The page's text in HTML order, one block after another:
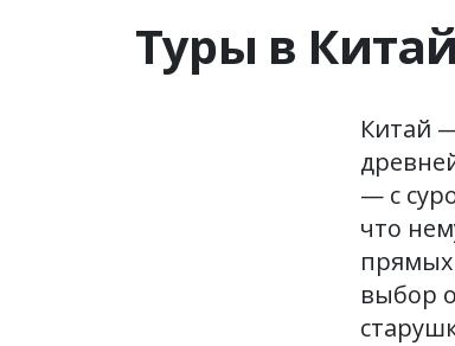
Туры в Китай
Китай
— с
что
прямых
выбор